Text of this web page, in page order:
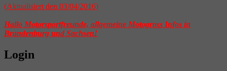
(Aktualisiert den 03/04/2016)
Hallo Motorsportfreunde, allgemeine Motogross Infos in
Brandenburg und Sachsen!
Login